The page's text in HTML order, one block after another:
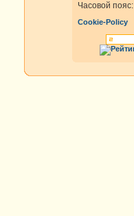
Часовой пояс:
Cookie-Policy